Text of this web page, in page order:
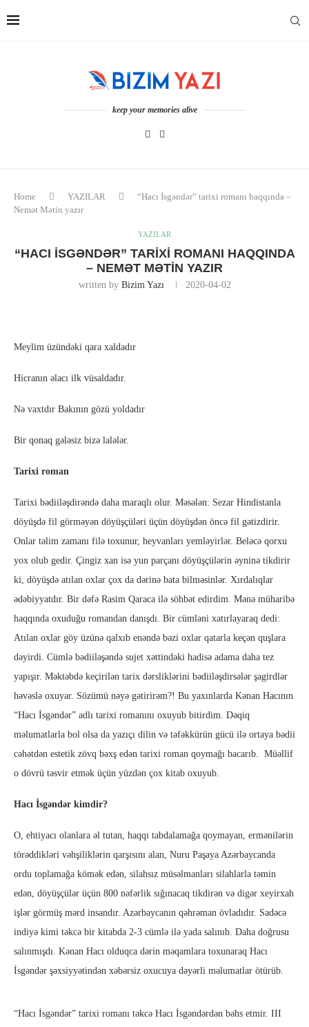
keep your memories alive
Home YAZILAR
“Hacı İsgəndər” tarixi romanı haqqında –
Nemət Mətin yazır
YAZILAR
“HACI İSGƏNDƏR” TARIXI ROMANI HAQQINDA
– NEMƏT MƏTIN YAZIR
written by Bizim Yazı 2020-04-02
Meylim üzündəki qara xaldadır
Hicranın əlacı ilk vüsaldadır.
Nə vaxtdır Bakının gözü yoldadır
Bir qonaq gələsiz bizə lalələr.
Tarixi roman
Tarixi bədiiləşdirəndə daha maraqlı olur. Məsələn: Sezar Hindistanla
döyüşdə fil görməyən döyüşçüləri üçün döyüşdən öncə fil gətizdirir.
Onlar təlim zamanı filə toxunur, heyvanları yemləyirlər. Beləcə qorxu
yox olub gedir. Çingiz xan isə yun parçanı döyüşçülərin əyninə tikdirir
ki, döyüşdə atılan oxlar çox da dərinə bata bilməsinlər. Xırdalıqlar
ədəbiyyatdır. Bir dəfə Rasim Qaraca ilə söhbət edirdim. Mənə müharibə
haqqında oxuduğu romandan danışdı. Bir cümləni xatırlayaraq dedi:
Atılan oxlar göy üzünə qalxıb enəndə bəzi oxlar qatarla keçən quşlara
dəyirdi. Cümlə bədiiləşəndə sujet xəttindəki hadisə adama daha tez
yapışır. Məktəbdə keçirilən tarix dərsliklərini bədiiləşdirsələr şagirdlər
həvəslə oxuyar. Sözümü nəyə gətirirəm?! Bu yaxınlarda Kənan Hacının
“Hacı İsgəndər” adlı tarixi romanını oxuyub bitirdim. Dəqiq
məlumatlarla bol olsa da yazıçı dilin və təfəkkürün gücü ilə ortaya bədii
cəhətdən estetik zövq bəxş edən tarixi roman qoymağı bacarıb. Müəllif
o dövrü təsvir etmək üçün yüzdən çox kitab oxuyub.
Hacı İsgəndər kimdir?
O, ehtiyacı olanlara əl tutan, haqqı tabdalamağa qoymayan, ermənilərin
törəddikləri vəhşiliklərin qarşısını alan, Nuru Paşaya Azərbaycanda
ordu toplamağa kömək edən, silahsız müsəlmanları silahlarla təmin
edən, döyüşçülər üçün 800 nəfərlik sığınacaq tikdirən və digər xeyirxah
işlər görmüş mərd insandır. Azərbaycanın qəhrəman övladıdır. Sadəcə
indiyə kimi təkcə bir kitabda 2-3 cümlə ilə yada salınıb. Daha doğrusu
salınmışdı. Kənan Hacı olduqca dərin məqamlara toxunaraq Hacı
İsgəndər şəxsiyyətindən xəbərsiz oxucuya dəyərli məlumatlar ötürüb.
“Hacı İsgəndər” tarixi romanı təkcə Hacı İsgəndərdən bəhs etmir. III